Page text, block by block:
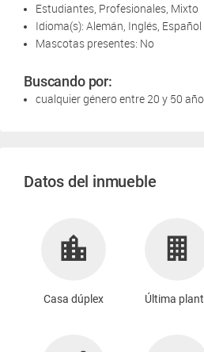
Estudiantes, Profesionales, Mixto
Idioma(s): Alemán, Inglés, Español
Mascotas presentes: No
Buscando por:
cualquier género entre 20 y 50
Datos del inmueble
Casa dúplex Última